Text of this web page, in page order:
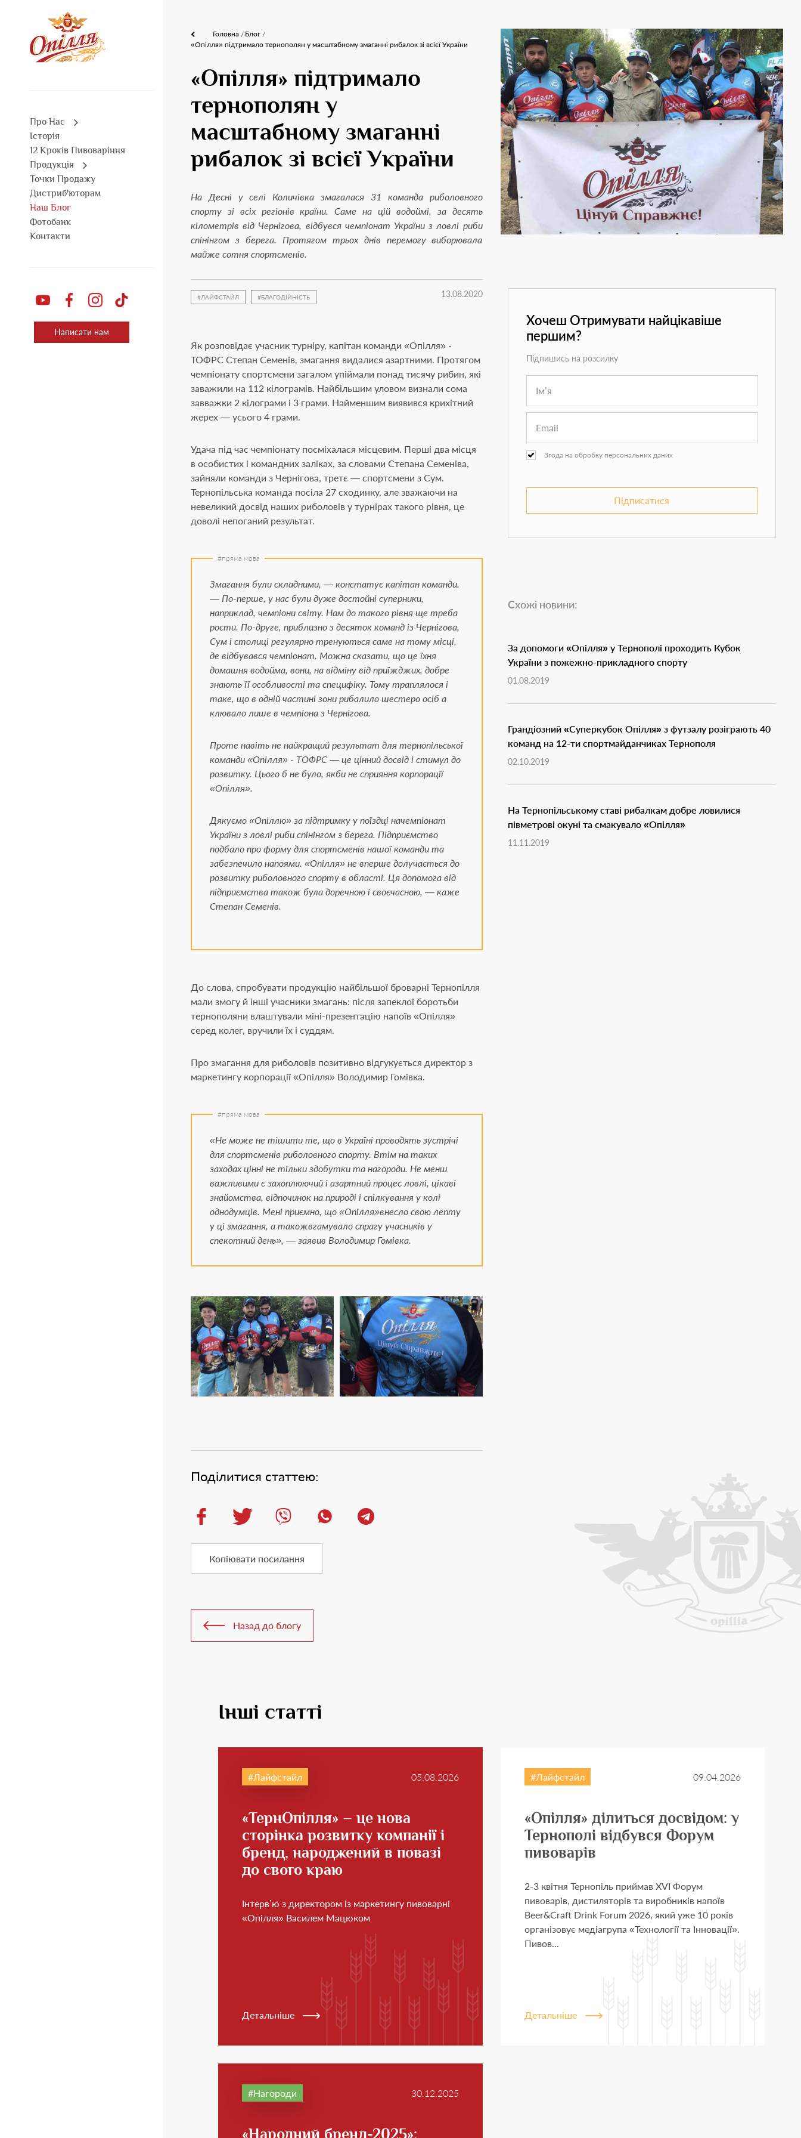
Про Нас
Історія
12 Кроків Пивоваріння
Продукція
Точки Продажу
Дистриб'юторам
Наш Блог
Фотобанк
Контакти
Написати нам
Головна
Блог
«Опілля» підтримало тернополян у масштабному змаганні рибалок зі всієї України
«Опілля» підтримало
тернополян у
масштабному змаганні
рибалок зі всієї України
На Десні у селі Количівка змагалася 31 команда риболовного
спорту зі всіх регіонів країни. Саме на цій водоймі, за десять
кілометрів від Чернігова, відбувся чемпіонат України з ловлі риби
спінінгом з берега. Протягом трьох днів перемогу виборювала
майже сотня спортсменів.
ЛАЙФСТАЙЛ БЛАГОДІЙНІСТЬ 13.08.2020
Як розповідає учасник турніру, капітан команди «Опілля» -
ТОФРС Степан Семенів, змагання видалися азартними. Протягом
чемпіонату спортсмени загалом упіймали понад тисячу рибин, які
заважили на 112 кілограмів. Найбільшим уловом визнали сома
завважки 2 кілограми і 3 грами. Найменшим виявився крихітний
жерех — усього 4 грами.
Удача під час чемпіонату посміхалася місцевим. Перші два місця
в особистих і командних заліках, за словами Степана Семеніва,
зайняли команди з Чернігова, третє — спортсмени з Сум.
Тернопільська команда посіла 27 сходинку, але зважаючи на
невеликий досвід наших риболовів у турнірах такого рівня, це
доволі непоганий результат.
Змагання були складними, — констатує капітан команди.
— По-перше, у нас були дуже достойні суперники,
наприклад, чемпіони світу. Нам до такого рівня ще треба
рости. По-друге, приблизно з десяток команд із Чернігова,
Сум і столиці регулярно тренуються саме на тому місці,
де відбувався чемпіонат. Можна сказати, що це їхня
домашня водойма, вони, на відміну від приїжджих, добре
знають її особливості та специфіку. Тому траплялося і
таке, що в одній частині зони рибалило шестеро осіб а
клювало лише в чемпіона з Чернігова.
Проте навіть не найкращий результат для тернопільської
команди «Опілля» - ТОФРС — це цінний досвід і стимул до
розвитку. Цього б не було, якби не сприяння корпорації
«Опілля».
Дякуємо «Опіллю» за підтримку у поїздці начемпіонат
України з ловлі риби спінінгом з берега. Підприємство
подбало про форму для спортсменів нашої команди та
забезпечило напоями. «Опілля» не вперше долучається до
розвитку риболовного спорту в області. Ця допомога від
підприємства також була доречною і своєчасною, — каже
Степан Семенів.
До слова, спробувати продукцію найбільшої броварні Тернопілля
мали змогу й інші учасники змагань: після запеклої боротьби
тернополяни влаштували міні-презентацію напоїв «Опілля»
серед колег, вручили їх і суддям.
Про змагання для риболовів позитивно відгукується директор з
маркетингу корпорації «Опілля» Володимир Гомівка.
«Не може не тішити те, що в Україні проводять зустрічі
для спортсменів риболовного спорту. Втім на таких
заходах цінні не тільки здобутки та нагороди. Не менш
важливими є захоплюючий і азартний процес ловлі, цікаві
знайомства, відпочинок на природі і спілкування у колі
однодумців. Мені приємно, що «Опілля»внесло свою лепту
у ці змагання, а такожвгамувало спрагу учасників у
спекотний день», — заявив Володимир Гомівка.
Поділитися статтею:
Копіювати посилання
Назад до блогу
Хочеш Отримувати найцікавіше
першим?
Підпишись на розсилку
Згода на обробку персональних даних
Підписатися
Схожі новини:
За допомоги «Опілля» у Тернополі проходить Кубок
України з пожежно-прикладного спорту
01.08.2019
Грандіозний «Суперкубок Опілля» з футзалу розіграють 40
команд на 12-ти спортмайданчиках Тернополя
02.10.2019
На Тернопільському ставі рибалкам добре ловилися
півметрові окуні та смакувало «Опілля»
11.11.2019
Інші статті
Лайфстайл 05.08.2026
«ТернОпілля» – це нова
сторінка розвитку компанії і
бренд, народжений в повазі
до свого краю
Інтерв’ю з директором із маркетингу пивоварні
«Опілля» Василем Мацюком
Детальніше
Лайфстайл 09.04.2026
«Опілля» ділиться досвідом: у
Тернополі відбувся Форум
пивоварів
2-3 квітня Тернопіль приймав XVI Форум
пивоварів, дистиляторів та виробників напоїв
Beer&Craft Drink Forum 2026, який уже 10 років
організовує медіагрупа «Технології та Інновації».
Пивов...
Детальніше
Нагороди 30.12.2025
«Народний бренд-2025»:
18+
Вам вже виповнилось18 років?